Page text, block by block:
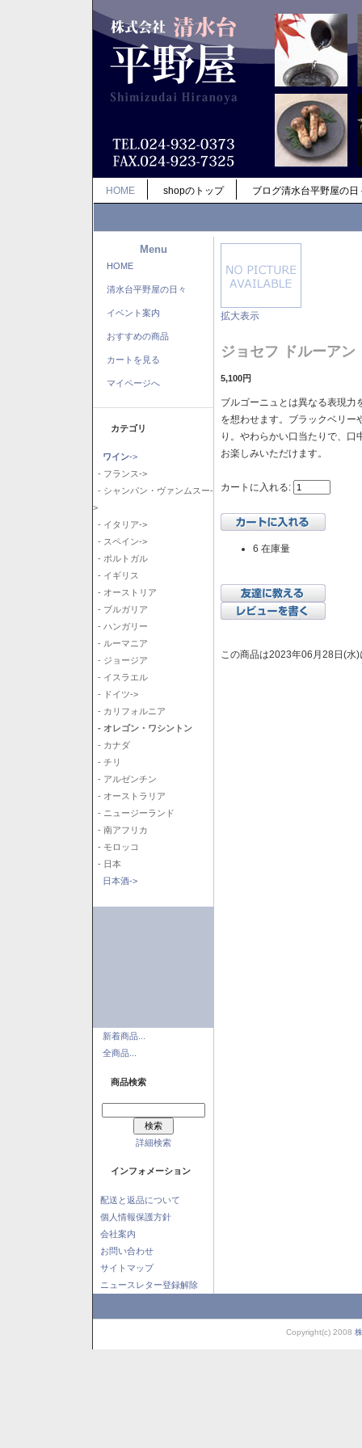
HOME shopのトップ ブログ清水台平野屋の日
Menu
HOME
清水台平野屋の日々
イベント案内
おすすめの商品
カートを見る
マイページへ
カテゴリ
ワイン->
- フランス->
- シャンパン・ヴァンムスー-
>
- イタリア->
- スペイン->
- ポルトガル
- イギリス
- オーストリア
- ブルガリア
- ハンガリー
- ルーマニア
- ジョージア
- イスラエル
- ドイツ->
- カリフォルニア
- オレゴン・ワシントン
- カナダ
- チリ
- アルゼンチン
- オーストラリア
- ニュージーランド
- 南アフリカ
- モロッコ
- 日本
日本酒->
新着商品...
全商品...
商品検索
詳細検索
インフォメーション
配送と返品について
個人情報保護方針
会社案内
お問い合わせ
サイトマップ
ニュースレター登録解除
拡大表示
ジョセフ ドルーア
5,100円
ブルゴーニュとは異なる表現力
を想わせます。ブラックベリー
り。やわらかい口当たりで、
お楽しみいただけます。
カートに入れる:
6 在庫量
この商品は2023年06月28日(水
Copyright(c) 2008